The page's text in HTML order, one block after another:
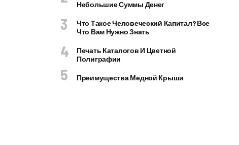
Небольшие Суммы Денег
Что Такое Человеческий Капитал? Все
Что Вам Нужно Знать
Печать Каталогов И Цветной
Полиграфии
Преимущества Медной Крыши